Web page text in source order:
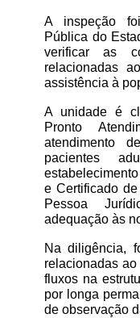
A inspeção
Pública do
verificar as
relacionadas
assistência à
A unidade é
Pronto
atendimento
pacientes
e Certificado
Pessoa
adequação às
Na diligência,
relacionadas
fluxos na
por longa
de observação